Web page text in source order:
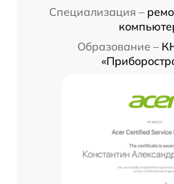
Специализация –
Образование –